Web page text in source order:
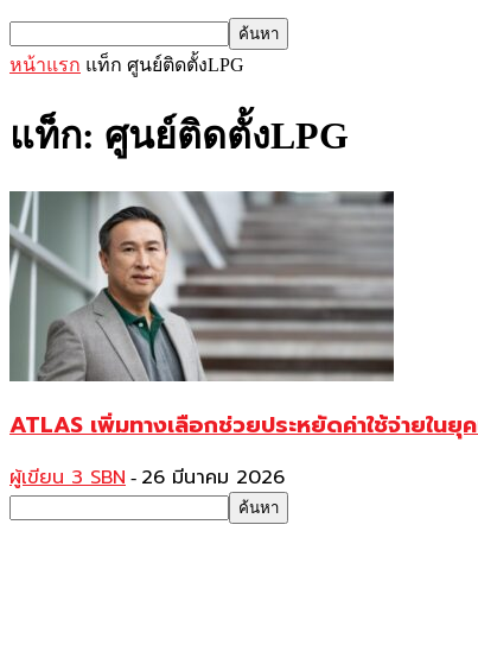
หน้าแรก แท็ก ศูนย์ติดตั้งLPG
แท็ก: ศูนย์ติดตั้งLPG
ATLAS เพิ่มทางเลือกช่วยประหยัดค่าใช้จ่ายใ
ผู้เขียน 3 SBN - 26 มีนาคม 2026